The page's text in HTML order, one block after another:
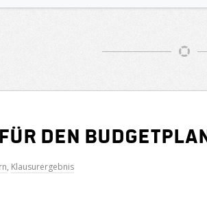
den Budgetplan
, Klausurergebnis